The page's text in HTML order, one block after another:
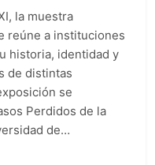
la muestra
reúne a instituciones
historia, identidad y
de distintas
se
Perdidos de la
de…